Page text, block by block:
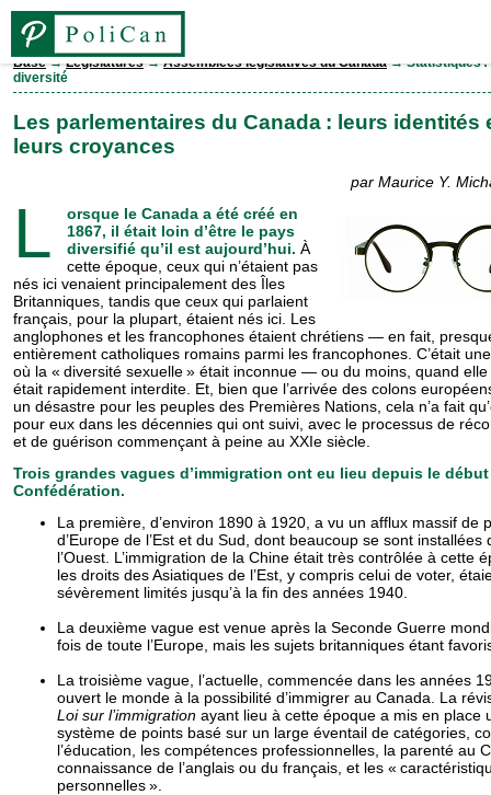
Base
Élections
Personnes
Législatures
Partis
Comtés
Base→Législatures→Assemblées législatives du Canada→ Statistiques :
diversité
Les parlementaires du Canada : leurs identités
leurs croyances
par Maurice Y.
L
orsque le Canada a été créé en
1867, il était loin d’être le pays
diversifié qu’il est aujourd’hui. À
cette époque, ceux qui n’étaient pas
nés ici venaient principalement des Îles
Britanniques, tandis que ceux qui parlaient
français, pour la plupart, étaient nés ici. Les
anglophones et les francophones étaient chrétiens — en fait,
entièrement catholiques romains parmi les francophones. C’était
où la « diversité sexuelle » était inconnue — ou du moins, quand elle
était rapidement interdite. Et, bien que l’arrivée des colons
un désastre pour les peuples des Premières Nations, cela n’a fait
pour eux dans les décennies qui ont suivi, avec le processus de
et de guérison commençant à peine au XXIe siècle.
Trois grandes vagues d’immigration ont eu lieu depuis le
Confédération.
La première, d’environ 1890 à 1920, a vu un afflux massif de
d’Europe de l’Est et du Sud, dont beaucoup se sont installées
l’Ouest. L’immigration de la Chine était très contrôlée à cette
les droits des Asiatiques de l’Est, y compris celui de voter,
sévèrement limités jusqu’à la fin des années 1940.
La deuxième vague est venue après la Seconde Guerre
fois de toute l’Europe, mais les sujets britanniques étant
La troisième vague, l’actuelle, commencée dans les années
ouvert le monde à la possibilité d’immigrer au Canada. La
Loi sur l’immi­gra­tion ayant lieu à cette époque a mis en place
système de points basé sur un large éventail de catégories,
l’éducation, les compé­tences professionnelles, la parenté au
connaissance de l’anglais ou du français, et les «
personnelles ».